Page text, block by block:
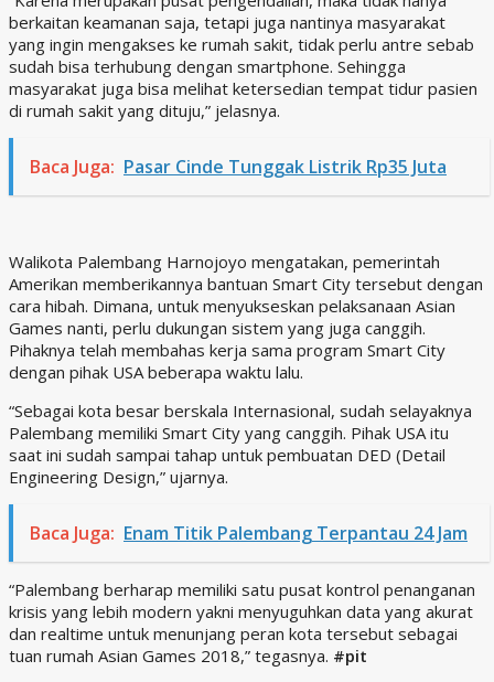
berkaitan keamanan saja, tetapi juga nantinya masyarakat
yang ingin mengakses ke rumah sakit, tidak perlu antre sebab
sudah bisa terhubung dengan smartphone. Sehingga
masyarakat juga bisa melihat ketersedian tempat tidur pasien
di rumah sakit yang dituju,” jelasnya.
Baca Juga: Pasar Cinde Tunggak Listrik Rp35 Juta
Walikota Palembang Harnojoyo mengatakan, pemerintah
Amerikan memberikannya bantuan Smart City tersebut dengan
cara hibah. Dimana, untuk menyukseskan pelaksanaan Asian
Games nanti, perlu dukungan sistem yang juga canggih.
Pihaknya telah membahas kerja sama program Smart City
dengan pihak USA beberapa waktu lalu.
“Sebagai kota besar berskala Internasional, sudah selayaknya
Palembang memiliki Smart City yang canggih. Pihak USA itu
saat ini sudah sampai tahap untuk pembuatan DED (Detail
Engineering Design,” ujarnya.
Baca Juga: Enam Titik Palembang Terpantau 24 Jam
“Palembang berharap memiliki satu pusat kontrol penanganan
krisis yang lebih modern yakni menyuguhkan data yang akurat
dan realtime untuk menunjang peran kota tersebut sebagai
tuan rumah Asian Games 2018,” tegasnya. #pit